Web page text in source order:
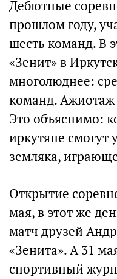
Дебютные
прошлом году,
шесть команд. В
«Зенит» в
многолюднее:
команд. Ажиотаж
Это объяснимо:
иркутяне смогут
земляка,
Открытие
мая, в этот же
матч друзей
«Зенита». А 31
спортивный